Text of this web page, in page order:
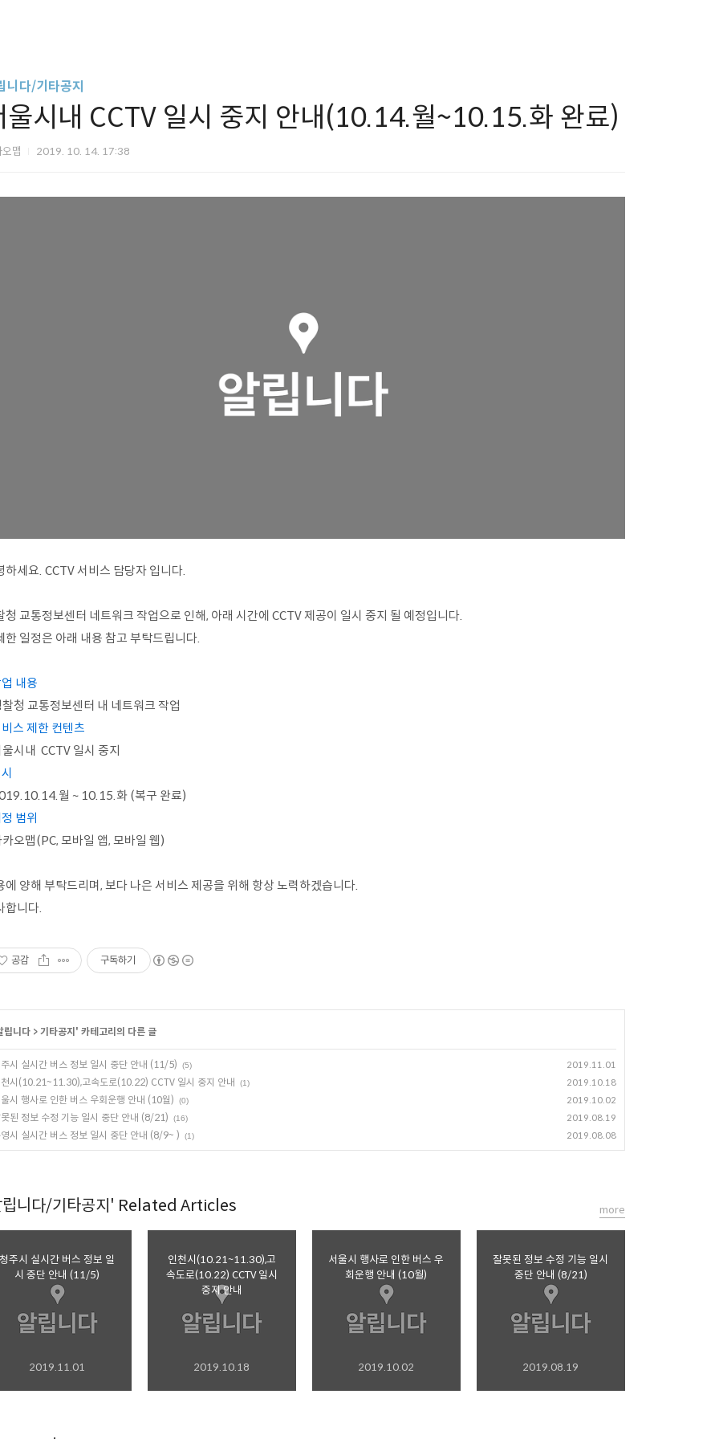
니다/기타공지
울시내 CCTV 일시 중지 안내(10.14.월~10.15.화 완료)
맵 2019. 10. 14. 17:38
하세요. CCTV 서비스 담당자 입니다.
청 교통정보센터 네트워크 작업으로 인해, 아래 시간에 CCTV 제공이 일시 중지 될 예정입니다.
한 일정은 아래 내용 참고 부탁드립니다.
업 내용
청 교통정보센터 내 네트워크 작업
비스 제한 컨텐츠
시내 CCTV 일시 중지
월 ~ 10.15.화 (복구 완료)
범위
오맵(PC, 모바일 앱, 모바일 웹)
에 양해 부탁드리며, 보다 나은 서비스 제공을 위해 항상 노력하겠습니다.
합니다.
공감 구독하기
립니다> 기타공지 ' 카테고리의 다른 글
시 실시간 버스 정보 일시 중단 안내 (11/5) (5) 2019.11.01
천시(10.21~11.30),고속도로(10.22) CCTV 일시 중지 안내 (1) 2019.10.18
시 행사로 인한 버스 우회운행 안내 (10월) (0) 2019.10.02
된 정보 수정 기능 일시 중단 안내 (8/21) (16) 2019.08.19
시 실시간 버스 정보 일시 중단 안내 (8/9~ ) (1) 2019.08.08
니다/기타공지' Related Articles
청주시 실시간 버스 정보 일
시 중단 안내 (11/5)
2019.11.01
인천시(10.21~11.30),고
속도로(10.22) CCTV 일시
중지 안내
2019.10.18
서울시 행사로 인한 버스 우
회운행 안내 (10월)
2019.10.02
잘못된 정보 수정 기능 일시
중단 안내 (8/21)
2019.08.19
more